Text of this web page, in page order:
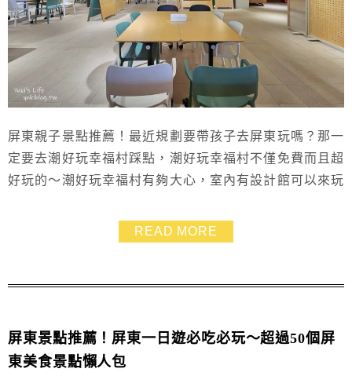
屏東親子景點推薦！最近規劃要帶孩子去屏東玩嗎？那一
定要去潮好玩幸福村踩點，潮好玩幸福村不僅免費而且超
好玩的～潮好玩幸福村有夠大心，室內有設計館可以來玩
整天！然後再去吃潮州冷熱冰or潮州燒冷冰，也可順路到
潮州日式歷史建築文化園區拍照喔！
READ MORE
屏東景點推薦！屏東一日遊必吃必玩～超過50個屏
東美食景點懶人包